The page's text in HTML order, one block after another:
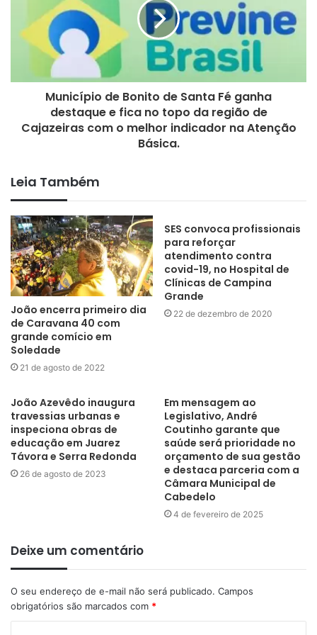
Efraim Filho São Sebastião do Umbuzeiro
Município de Bonito de Santa Fé ganha
destaque e fica no topo da região de
Cajazeiras com o melhor indicador na Atenção
Básica.
Leia Também
João encerra primeiro dia
de Caravana 40 com
grande comício em
Soledade
21 de agosto de 2022
SES convoca profissionais
para reforçar
atendimento contra
covid-19, no Hospital de
Clínicas de Campina
Grande
22 de dezembro de 2020
João Azevêdo inaugura
travessias urbanas e
inspeciona obras de
educação em Juarez
Távora e Serra Redonda
26 de agosto de 2023
Em mensagem ao
Legislativo, André
Coutinho garante que
saúde será prioridade no
orçamento de sua gestão
e destaca parceria com a
Câmara Municipal de
Cabedelo
4 de fevereiro de 2025
Deixe um comentário
O seu endereço de e-mail não será publicado. Campos
obrigatórios são marcados com *